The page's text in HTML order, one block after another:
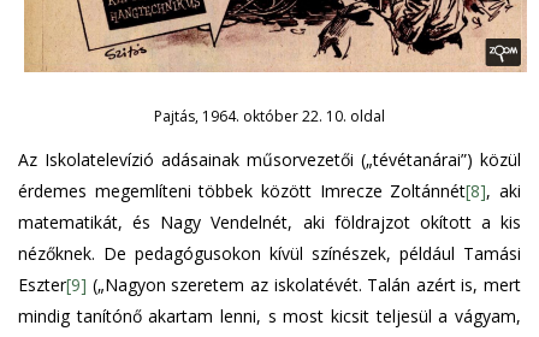
Pajtás, 1964. október 22. 10. oldal
Az Iskolatelevízió adásainak műsorvezetői („tévétanárai”) közül
érdemes megemlíteni többek között Imrecze Zoltánnét[8], aki
matematikát, és Nagy Vendelnét, aki földrajzot okított a kis
nézőknek. De pedagógusokon kívül színészek, például Tamási
Eszter[9] („Nagyon szeretem az iskolatévét. Talán azért is, mert
mindig tanítónő akartam lenni, s most kicsit teljesül a vágyam,